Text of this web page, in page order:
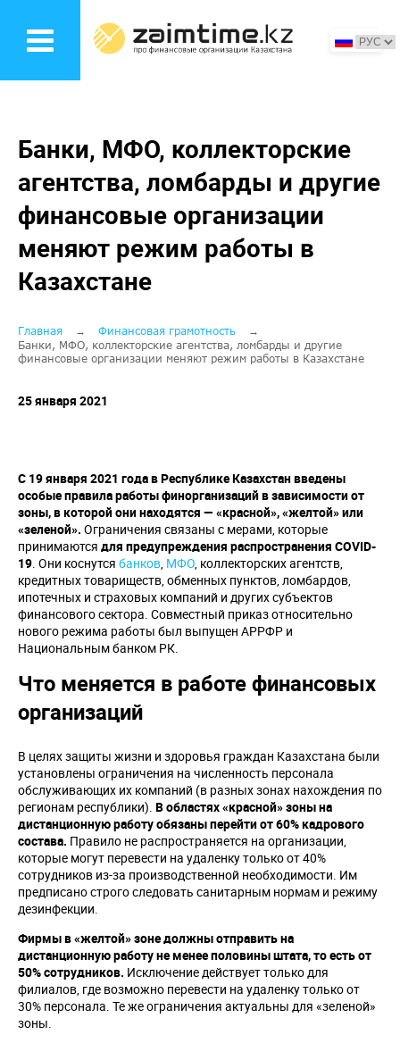
основному
Банки, МФО, коллекторские
агентства, ломбарды и другие
финансовые организации
меняют режим работы в
Казахстане
Строка
навигации
Главная
Финансовая грамотность
Банки, МФО, коллекторские агентства, ломбарды и другие
финансовые организации меняют режим работы в Казахстане
25 января 2021
С 19 января 2021 года в Республике Казахстан введены
особые правила работы финорганизаций в зависимости от
зоны, в которой они находятся — «красной», «желтой» или
«зеленой». Ограничения связаны с мерами, которые
принимаются для предупреждения распространения COVID-
19. Они коснутся банков, МФО, коллекторских агентств,
кредитных товариществ, обменных пунктов, ломбардов,
ипотечных и страховых компаний и других субъектов
финансового сектора. Совместный приказ относительно
нового режима работы был выпущен АРРФР и
Национальным банком РК.
Что меняется в работе финансовых
организаций
В целях защиты жизни и здоровья граждан Казахстана были
установлены ограничения на численность персонала
обслуживающих их компаний (в разных зонах нахождения по
регионам республики). В областях «красной» зоны на
дистанционную работу обязаны перейти от 60% кадрового
состава. Правило не распространяется на организации,
которые могут перевести на удаленку только от 40%
сотрудников из-за производственной необходимости. Им
предписано строго следовать санитарным нормам и режиму
дезинфекции.
Фирмы в «желтой» зоне должны отправить на
дистанционную работу не менее половины штата, то есть от
50% сотрудников. Исключение действует только для
филиалов, где возможно перевести на удаленку только от
30% персонала. Те же ограничения актуальны для «зеленой»
зоны.